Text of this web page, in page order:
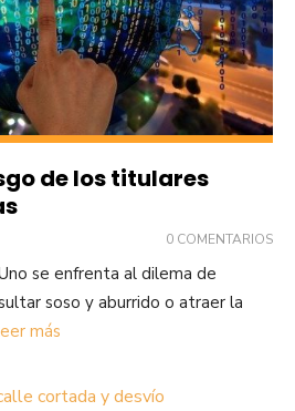
de los titulares
0 COMENTARIOS
se enfrenta al dilema de
soso y aburrido o atraer la
más